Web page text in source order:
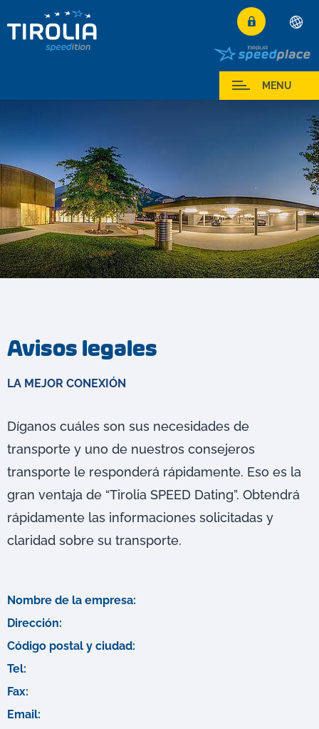
Deutsch
English
Français
Česky
Magyar
Hrvatski
MENU
Avisos legales
LA MEJOR CONEXIÓN
Díganos cuáles son sus necesidades de
transporte y uno de nuestros consejeros
transporte le responderá rápidamente. Eso es la
gran ventaja de “Tirolia SPEED Dating”. Obtendrá
rápidamente las informaciones solicitadas y
claridad sobre su transporte.
Nombre de la empresa:
Dirección:
Código postal y ciudad:
Tel:
Fax:
Email: